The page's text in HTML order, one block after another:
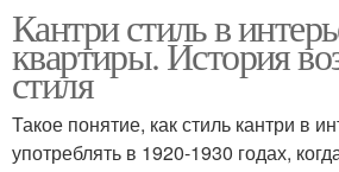
Кантри стиль в
квартиры. История
стиля
Такое понятие, как стиль кантри в
употреблять в 1920-1930 годах,